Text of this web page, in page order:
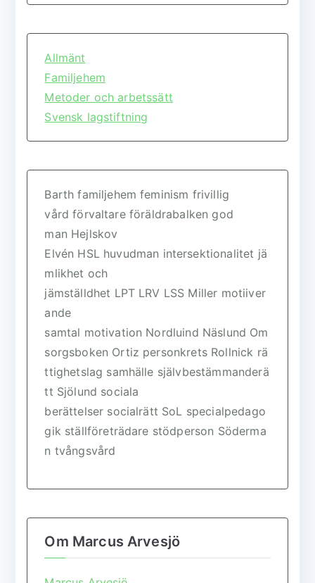
Allmänt
Familjehem
Metoder och arbetssätt
Svensk lagstiftning
Barth familjehem feminism frivillig
vård förvaltare föräldrabalken god
man Hejlskov
Elvén HSL huvudman intersektionalitet jä
mlikhet och
jämställdhet LPT LRV LSS Miller motiiver
ande
samtal motivation Nordluind Näslund Om
sorgsboken Ortiz personkrets Rollnick rä
ttighetslag samhälle självbestämmanderä
tt Sjölund sociala
berättelser socialrätt SoL specialpedago
gik ställföreträdare stödperson Söderma
n tvångsvård
Om Marcus Arvesjö